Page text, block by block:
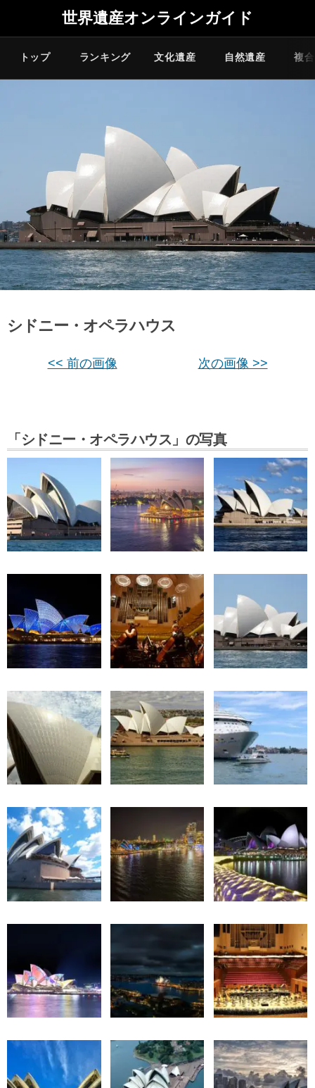
世界遺産オンラインガイド
トップ ランキング 文化遺産 自然遺産 複
シドニー・オペラハウス
<< 前の画像 次の画像 >>
「シドニー・オペラハウス」の写真